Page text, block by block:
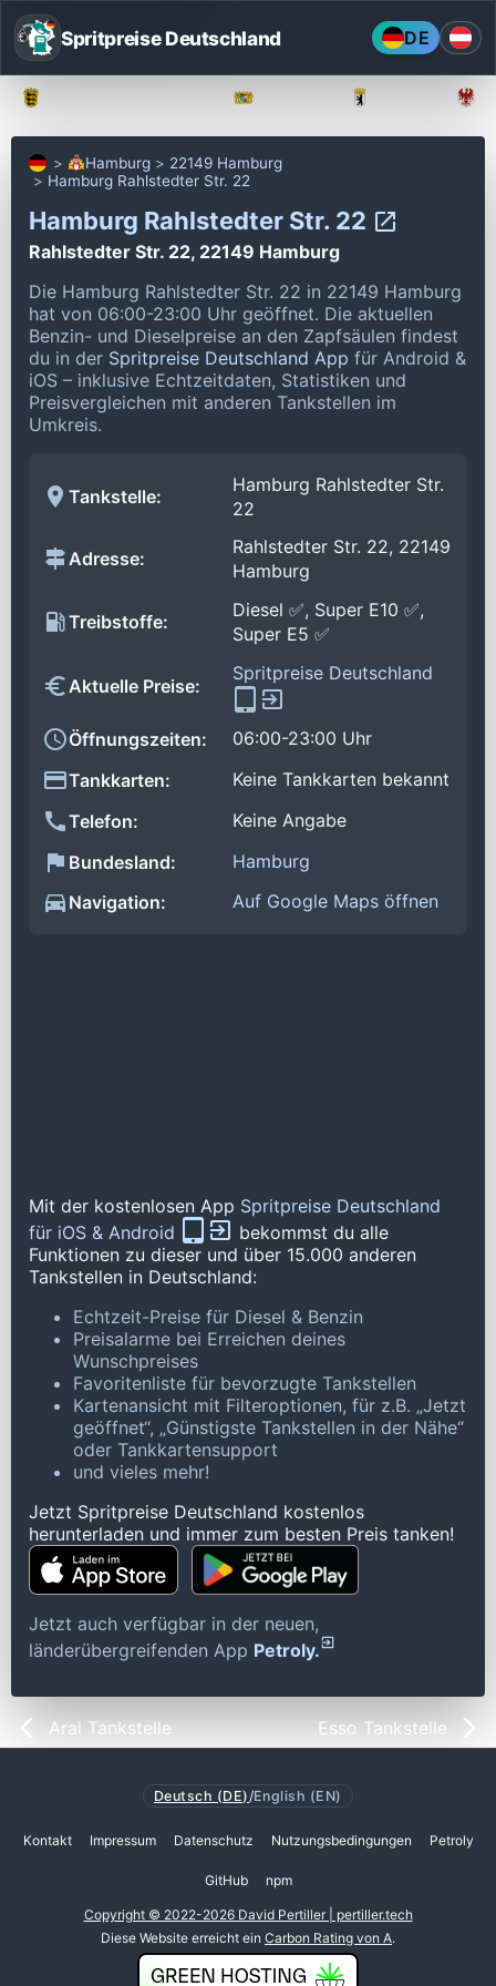
Spritpreise Deutschland DE
Hamburg
22149 Hamburg
Hamburg Rahlstedter Str. 22
Hamburg Rahlstedter Str. 22
Rahlstedter Str. 22, 22149 Hamburg
Die Hamburg Rahlstedter Str. 22 in 22149 Hamburg
hat von 06:00-23:00 Uhr geöffnet. Die aktuellen
Benzin- und Dieselpreise an den Zapfsäulen findest
du in der Spritpreise Deutschland App für Android &
iOS – inklusive Echtzeitdaten, Statistiken und
Preisvergleichen mit anderen Tankstellen im
Umkreis.
Tankstelle:
Hamburg Rahlstedter Str.
22
Adresse:
Rahlstedter Str. 22, 22149
Hamburg
Treibstoffe:
Diesel ✅, Super E10 ✅,
Super E5 ✅
Aktuelle Preise:
Spritpreise Deutschland
Öffnungszeiten:
06:00-23:00 Uhr
Tankkarten:
Keine Tankkarten bekannt
Telefon:
Keine Angabe
Bundesland:
Hamburg
Navigation:
Auf Google Maps öffnen
Mit der kostenlosen App Spritpreise Deutschland
für iOS & Android
bekommst du alle
Funktionen zu dieser und über 15.000 anderen
Tankstellen in Deutschland:
Echtzeit-Preise für Diesel & Benzin
Preisalarme bei Erreichen deines
Wunschpreises
Favoritenliste für bevorzugte Tankstellen
Kartenansicht mit Filteroptionen, für z.B. „Jetzt
geöffnet“, „Günstigste Tankstellen in der Nähe“
oder Tankkartensupport
und vieles mehr!
Jetzt Spritpreise Deutschland kostenlos
herunterladen und immer zum besten Preis tanken!
Jetzt auch verfügbar in der neuen,
länderübergreifenden App Petroly.
Aral Tankstelle Esso Tankstelle
Deutsch (DE) /English (EN)
Kontakt Impressum Datenschutz Nutzungsbedingungen Petroly
GitHub npm
Copyright © 2022-2026 David Pertiller | pertiller.tech
Diese Website erreicht ein Carbon Rating von A.